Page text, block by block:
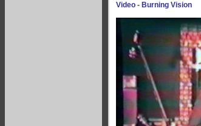
Video - Burning Vision